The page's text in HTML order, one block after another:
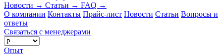
Новости → Статьи → FAQ →
О компании Контакты Прайс-лист Новости Статьи Вопросы и
ответы
Связаться с менеджерами
Опыт